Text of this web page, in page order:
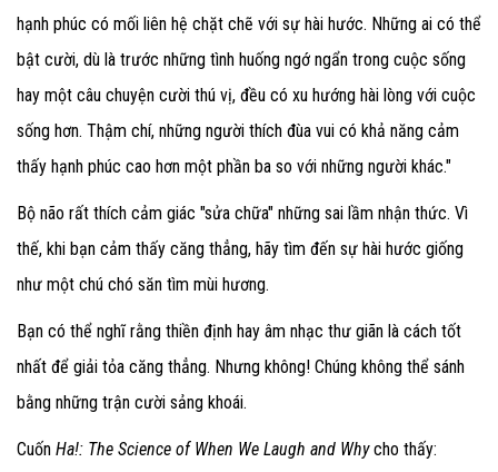
hạnh phúc có mối liên hệ chặt chẽ với sự hài hước. Những ai có thể
bật cười, dù là trước những tình huống ngớ ngẩn trong cuộc sống
hay một câu chuyện cười thú vị, đều có xu hướng hài lòng với cuộc
sống hơn. Thậm chí, những người thích đùa vui có khả năng cảm
thấy hạnh phúc cao hơn một phần ba so với những người khác."
Bộ não rất thích cảm giác "sửa chữa" những sai lầm nhận thức. Vì
thế, khi bạn cảm thấy căng thẳng, hãy tìm đến sự hài hước giống
như một chú chó săn tìm mùi hương.
Bạn có thể nghĩ rằng thiền định hay âm nhạc thư giãn là cách tốt
nhất để giải tỏa căng thẳng. Nhưng không! Chúng không thể sánh
bằng những trận cười sảng khoái.
Cuốn Ha!: The Science of When We Laugh and Whycho thấy: